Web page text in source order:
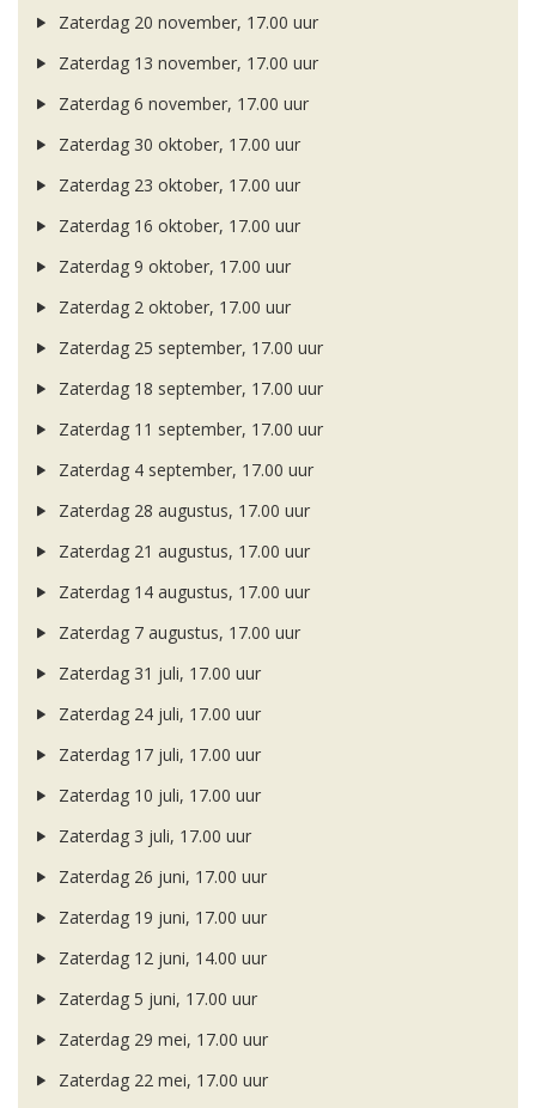
Zaterdag 20 november, 17.00 uur
Zaterdag 13 november, 17.00 uur
Zaterdag 6 november, 17.00 uur
Zaterdag 30 oktober, 17.00 uur
Zaterdag 23 oktober, 17.00 uur
Zaterdag 16 oktober, 17.00 uur
Zaterdag 9 oktober, 17.00 uur
Zaterdag 2 oktober, 17.00 uur
Zaterdag 25 september, 17.00 uur
Zaterdag 18 september, 17.00 uur
Zaterdag 11 september, 17.00 uur
Zaterdag 4 september, 17.00 uur
Zaterdag 28 augustus, 17.00 uur
Zaterdag 21 augustus, 17.00 uur
Zaterdag 14 augustus, 17.00 uur
Zaterdag 7 augustus, 17.00 uur
Zaterdag 31 juli, 17.00 uur
Zaterdag 24 juli, 17.00 uur
Zaterdag 17 juli, 17.00 uur
Zaterdag 10 juli, 17.00 uur
Zaterdag 3 juli, 17.00 uur
Zaterdag 26 juni, 17.00 uur
Zaterdag 19 juni, 17.00 uur
Zaterdag 12 juni, 14.00 uur
Zaterdag 5 juni, 17.00 uur
Zaterdag 29 mei, 17.00 uur
Zaterdag 22 mei, 17.00 uur